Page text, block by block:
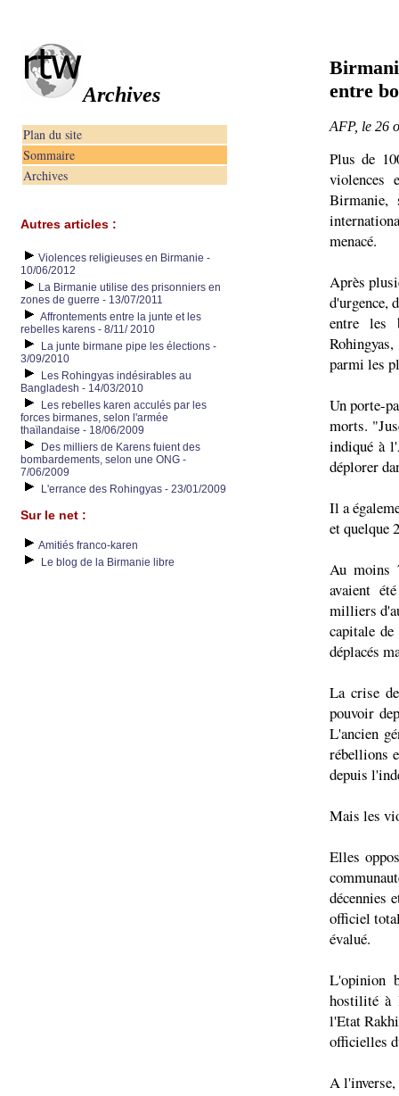
Archives
Plan du site
Sommaire
Archives
Autres articles :
Violences religieuses en Birmanie -
10/06/2012
La Birmanie utilise des prisonniers en
zones de guerre - 13/07/2011
Affrontements entre la junte et les
rebelles karens - 8/11/ 2010
La junte birmane pipe les élections -
3/09/2010
Les Rohingyas indésirables au
Bangladesh - 14/03/2010
Les rebelles karen acculés par les
forces birmanes, selon l'armée
thaïlandaise - 18/06/2009
Des milliers de Karens fuient des
bombardements, selon une ONG -
7/06/2009
L'errance des Rohingyas - 23/01/2009
Sur le net :
Amitiés franco-karen
Le blog de la Birmanie libre
entre
AFP, le 26
Plus de
violences
Birmanie,
menacé.
Après
d'urgence,
entre les
parmi les
Un porte-
morts.
indiqué à
déplorer
Il a
et quelque
Au moins
avaient
milliers
capitale
déplacés
La crise
pouvoir
L'ancien
rébellions
depuis
Mais les
Elles
décennies
officiel
évalué.
L'opinion
hostilité à
l'Etat
officielles
A